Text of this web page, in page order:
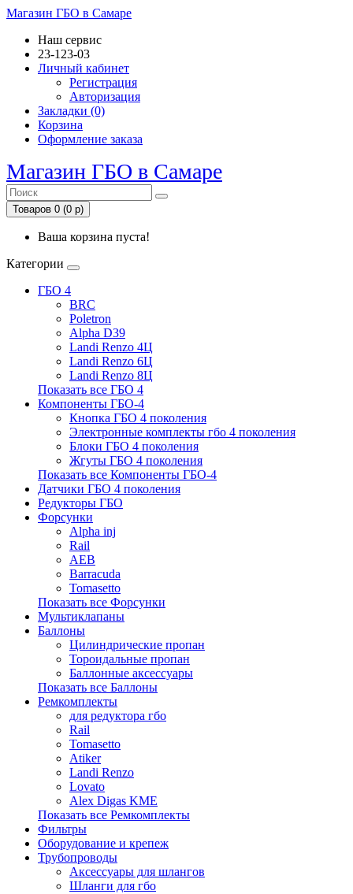
Магазин ГБО в Самаре
Наш сервис
23-123-03
Личный кабинет
Регистрация
Авторизация
Закладки (0)
Корзина
Оформление заказа
Магазин ГБО в Самаре
Товаров 0 (0 р)
Ваша корзина пуста!
Категории
ГБО 4
BRC
Poletron
Alpha D39
Landi Renzo 4Ц
Landi Renzo 6Ц
Landi Renzo 8Ц
Показать все ГБО 4
Компоненты ГБО-4
Кнопка ГБО 4 поколения
Электронные комплекты гбо 4 поколения
Блоки ГБО 4 поколения
Жгуты ГБО 4 поколения
Показать все Компоненты ГБО-4
Датчики ГБО 4 поколения
Редукторы ГБО
Форсунки
Alpha inj
Rail
AEB
Barracuda
Tomasetto
Показать все Форсунки
Мультиклапаны
Баллоны
Цилиндрические пропан
Тороидальные пропан
Баллонные аксессуары
Показать все Баллоны
Ремкомплекты
для редуктора гбо
Rail
Tomasetto
Atiker
Landi Renzo
Lovato
Alex Digas KME
Показать все Ремкомплекты
Фильтры
Оборудование и крепеж
Трубопроводы
Аксессуары для шлангов
Шланги для гбо